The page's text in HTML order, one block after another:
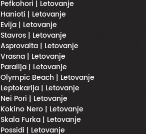
Pefkohori | Letovanje
Hanioti | Letovanje
Evija | Letovanje
Stavros | Letovanje
Asprovalta | Letovanje
Vrasna | Letovanje
Paralija | Letovanje
Olympic Beach | Letovanje
Leptokarija | Letovanje
Nei Pori | Letovanje
Kokino Nero | Letovanje
Skala Furka | Letovanje
Possidi | Letovanje